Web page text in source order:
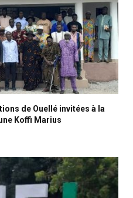
de Ouellé invitées à la
Koffi Marius